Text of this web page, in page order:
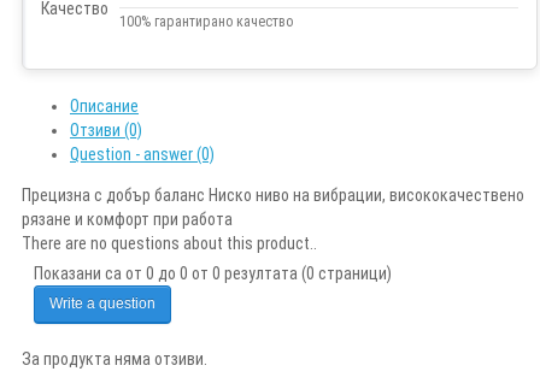
100% гарантирано качество
Описание
Отзиви (0)
Question - answer (0)
Прецизна с добър баланс Ниско ниво на вибрации, висококачествено
рязане и комфорт при работа
There are no questions about this product..
Показани са от 0 до 0 от 0 резултата (0 страници)
Write a question
За продукта няма отзиви.